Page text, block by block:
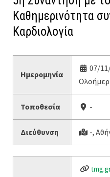
Καθημερινότητα
Καρδιολογία
Ημερομηνία
07/
Τοποθεσία -
Διεύθυνση -,